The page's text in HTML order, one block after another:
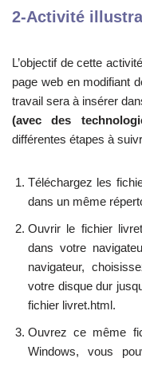
2-Activité
L’objectif de cette
page web en modifiant
travail sera à insérer
(avec des
différentes étapes à
Téléchargez les
dans un même
Ouvrir le fichier
dans votre
navigateur,
votre disque dur
fichier livret.html.
Ouvrez ce même
Windows, vous